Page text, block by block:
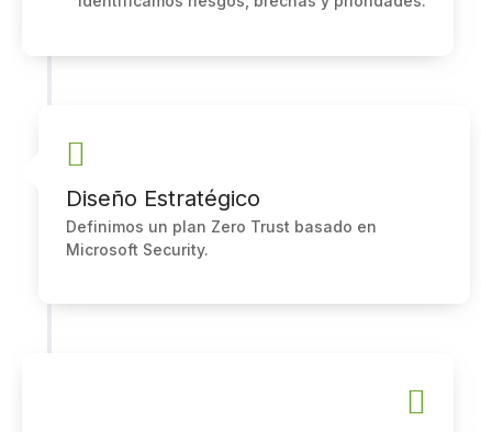
Diseño Estratégico
Definimos un plan Zero Trust basado en
Microsoft Security.